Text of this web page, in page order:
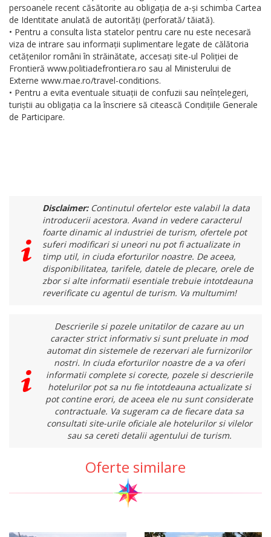
persoanele recent căsătorite au obligația de a-și schimba Cartea
de Identitate anulată de autorități (perforată/ tăiată).
• Pentru a consulta lista statelor pentru care nu este necesară
viza de intrare sau informații suplimentare legate de călătoria
cetățenilor români în străinătate, accesați site-ul Poliției de
Frontieră www.politiadefrontiera.ro sau al Ministerului de
Externe www.mae.ro/travel-conditions.
• Pentru a evita eventuale situații de confuzii sau neînțelegeri,
turiștii au obligația ca la înscriere să citească Condițiile Generale
de Participare.
Disclaimer:Continutul ofertelor este valabil la data
introducerii acestora. Avand in vedere caracterul
foarte dinamic al industriei de turism, ofertele pot
suferi modificari si uneori nu pot fi actualizate in
timp util, in ciuda eforturilor noastre. De aceea,
disponibilitatea, tarifele, datele de plecare, orele de
zbor si alte informatii esentiale trebuie intotdeauna
reverificate cu agentul de turism. Va multumim!
Descrierile si pozele unitatilor de cazare au un
caracter strict informativ si sunt preluate in mod
automat din sistemele de rezervari ale furnizorilor
nostri. In ciuda eforturilor noastre de a va oferi
informatii complete si corecte, pozele si descrierile
hotelurilor pot sa nu fie intotdeauna actualizate si
pot contine erori, de aceea ele nu sunt considerate
contractuale. Va sugeram ca de fiecare data sa
consultati site-urile oficiale ale hotelurilor si vilelor
sau sa cereti detalii agentului de turism.
Oferte similare